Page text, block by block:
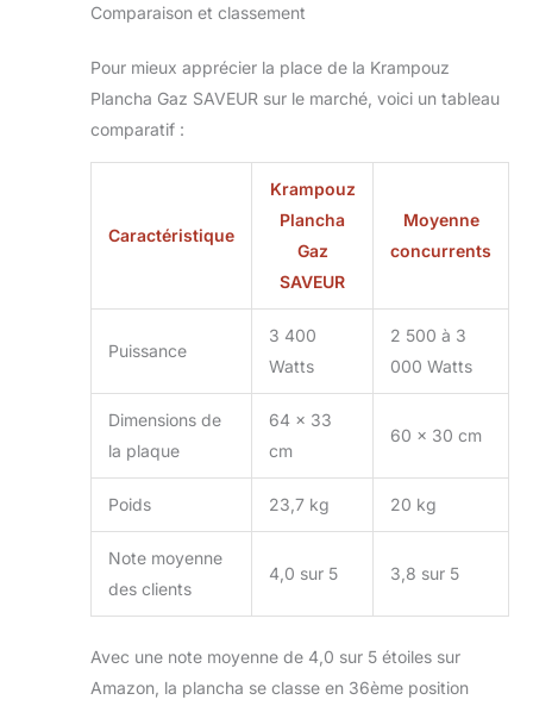
l'atelier breton de
RÉPARABILITÉ 15
ANS : Les pièces
détachées sont
minimum jusqu'à 15
ans après l'achat.
Comparaison et classement
Pour mieux apprécier la place de la Krampouz
Plancha Gaz SAVEUR sur le marché, voici un tableau
comparatif :
Caractéristique
Krampouz
Plancha
Gaz
SAVEUR
Moyenne
concurrents
Puissance
3 400
Watts
2 500 à 3
000 Watts
Dimensions de
la plaque
64 x 33
cm
60 x 30 cm
Poids 23,7 kg 20 kg
Note moyenne
des clients
4,0 sur 5 3,8 sur 5
Avec une note moyenne de 4,0 sur 5 étoiles sur
Amazon, la plancha se classe en 36ème position